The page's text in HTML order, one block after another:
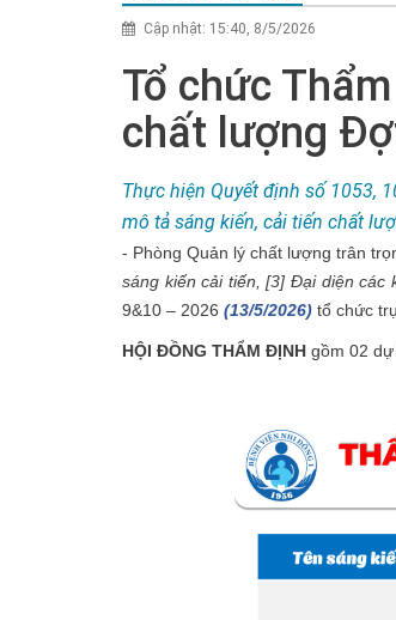
Cập nhật: 15:40, 8/5/2026
Tổ chức
chất lượng
Thực hiện Quyết định số 1053,
mô tả sáng kiến, cải tiến chất
- Phòng Quản lý chất lượng trân
sáng kiến cải tiến , [3] Đại diện
9&10 – 2026 (13/5/2026) tổ chức
HỘI ĐỒNG THẨM ĐỊNH gồm 02